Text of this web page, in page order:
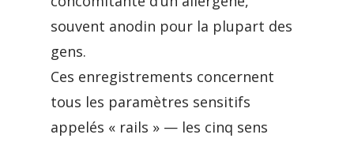
souvent anodin pour la plupart des
gens.
Ces enregistrements concernent
tous les paramètres sensitifs
appelés « rails » — les cinq sens